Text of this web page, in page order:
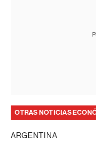
OTRAS NOTICIAS
ARGENTINA